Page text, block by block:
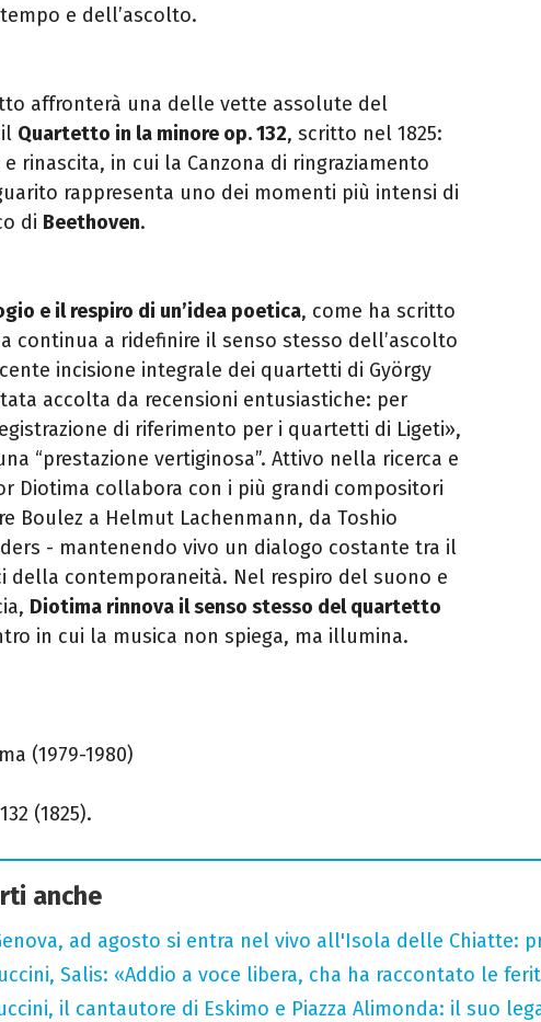
e dell’ascolto.
affronterà una delle vette assolute del
Quartetto in la minore op. 132, scritto nel 1825:
rinascita, in cui la Canzona di ringraziamento
rappresenta uno dei momenti più intensi di
di Beethoven.
e il respiro di un’idea poetica, come ha scritto
continua a ridefinire il senso stesso dell’ascolto
incisione integrale dei quartetti di György
accolta da recensioni entusiastiche: per
di riferimento per i quartetti di Ligeti»,
“prestazione vertiginosa”. Attivo nella ricerca e
Diotima collabora con i più grandi compositori
Boulez a Helmut Lachenmann, da Toshio
- mantenendo vivo un dialogo costante tra il
della contemporaneità. Nel respiro del suono e
Diotima rinnova il senso stesso del quartetto
in cui la musica non spiega, ma illumina.
(1979-1980)
(1825).
anche
ad agosto si entra nel vivo all'Isola delle Chiatte:
Salis: «Addio a voce libera, cha ha raccontato le
il cantautore di Eskimo e Piazza Alimonda: il suo